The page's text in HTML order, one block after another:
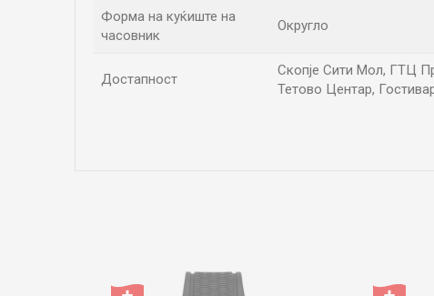
Форма на куќиште на
часовник
Округло
Достапност
Скопје Сити Мол, ГТЦ
Тетово Центар,